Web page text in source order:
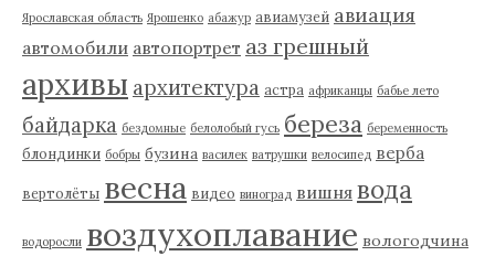
Ярославская область Ярошенко абажур авиамузей авиация
автомобили автопортрет аз грешный
архивы архитектура астра африканцы бабье лето
байдарка бездомные белолобый гусь береза беременность
блондинки бобры бузина василек ватрушки велосипед верба
вертолёты весна видео виноград вишня вода
водоросли воздухоплавание вологодчина